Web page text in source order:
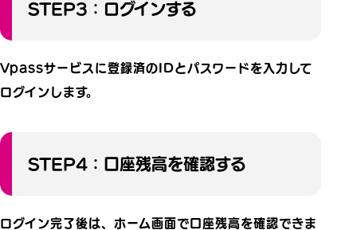
STEP3：ログインする
Vpassサービスに登録済のIDとパスワードを入力して
ログインします。
STEP4：口座残高を確認する
ログイン完了後は、ホーム画面で口座残高を確認できま